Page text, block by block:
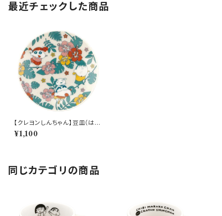
最近チェックした商品
【クレヨンしんちゃん】豆皿（は
な）【CS40】CS42-333
¥1,100
同じカテゴリの商品